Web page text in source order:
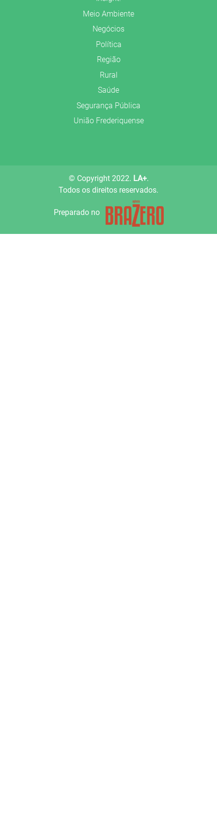
Meio Ambiente
Negócios
Política
Região
Rural
Saúde
Segurança Pública
União Frederiquense
© Copyright 2022. LA+.
Todos os direitos reservados.
Preparado no